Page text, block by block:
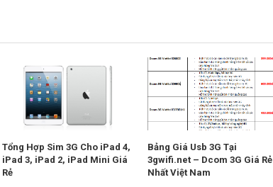
Tổng Hợp Sim 3G Cho iPad 4,
iPad 3, iPad 2, iPad Mini Giá
Rẻ
Bảng Giá Usb 3G Tại
3gwifi.net – Dcom 3G Giá Rẻ
Nhất Việt Nam